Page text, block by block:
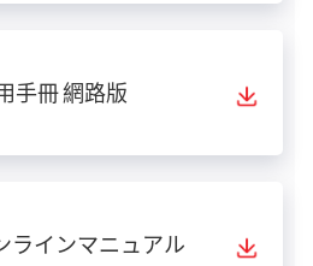
手冊 網路版
ラインマニュアル